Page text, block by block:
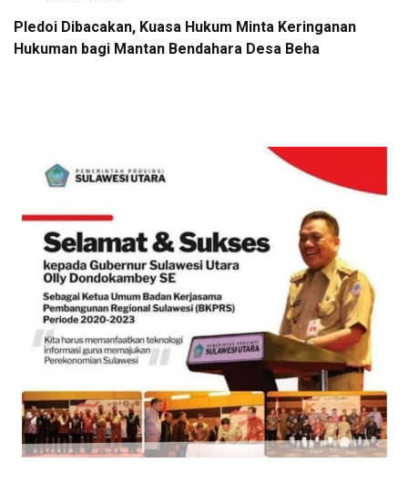
Pledoi Dibacakan, Kuasa Hukum Minta Keringanan
Hukuman bagi Mantan Bendahara Desa Beha